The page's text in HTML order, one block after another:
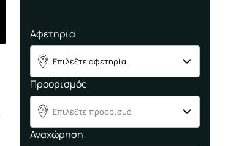
Αφετηρία
A Επιλέξτε αφετηρία
Προορισμός
B Επιλέξτε προορισμό
Αναχώρηση